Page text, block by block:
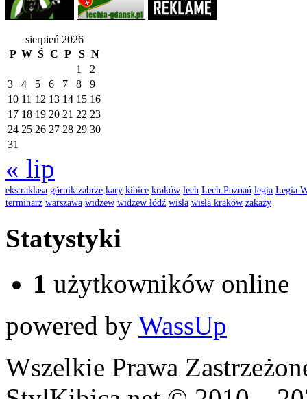
sierpień 2026
P W Ś C P S N
1
2
3
4 5 6 7 8
9
10 11 12 13 14 15 16
17 18 19 20 21 22 23
24 25 26 27 28 29 30
31
« lip
ekstraklasa górnik zabrze kary kibice kraków lech Lech Poznań legia Legia
terminarz warszawa widzew widzew łódź wisła wisła kraków zakazy
Statystyki
1 użytkowników online
powered by WassUp
Wszelkie Prawa